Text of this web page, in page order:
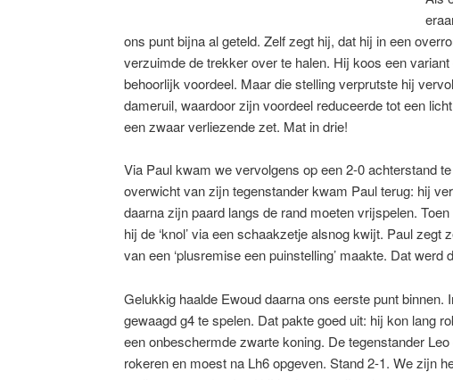
ons punt bijna al geteld. Zelf zegt hij, dat hij in een
verzuimde de trekker over te halen. Hij koos een
behoorlijk voordeel. Maar die stelling verprutste hij
dameruil, waardoor zijn voordeel reduceerde tot een
een zwaar verliezende zet. Mat in drie!
Via Paul kwam we vervolgens op een 2-0 achterstand
overwicht van zijn tegenstander kwam Paul terug: hij
daarna zijn paard langs de rand moeten vrijspelen.
hij de ‘knol’ via een schaakzetje alsnog kwijt. Paul zegt
van een ‘plusremise een puinstelling’ maakte. Dat werd
Gelukkig haalde Ewoud daarna ons eerste punt binnen.
gewaagd g4 te spelen. Dat pakte goed uit: hij kon lang
een onbeschermde zwarte koning. De tegenstander
rokeren en moest na Lh6 opgeven. Stand 2-1. We zijn